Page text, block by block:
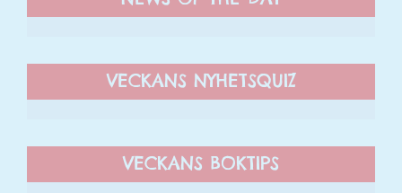
VECKANS NYHETSQUIZ
VECKANS BOKTIPS
välja bort. De
över huvud
taget ska
fungera.
Statistik